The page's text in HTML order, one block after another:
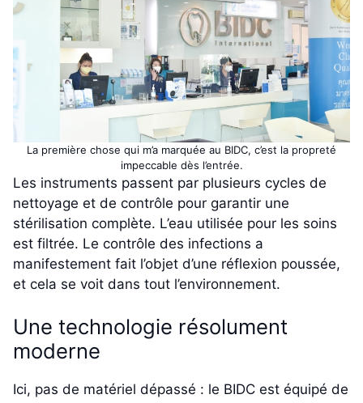
La première chose qui m’a marquée au BIDC, c’est la propreté
impeccable dès l’entrée.
Les instruments passent par plusieurs cycles de
nettoyage et de contrôle pour garantir une
stérilisation complète. L’eau utilisée pour les soins
est filtrée. Le contrôle des infections a
manifestement fait l’objet d’une réflexion poussée,
et cela se voit dans tout l’environnement.
Une technologie résolument
moderne
Ici, pas de matériel dépassé : le BIDC est équipé de